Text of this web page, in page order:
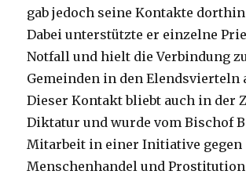
gab jedoch seine Kontakte
Dabei unterstützte er einzelne
Notfall und hielt die Verbindung
Gemeinden in den Elendsvierteln
Dieser Kontakt bliebt auch in der
Diktatur und wurde vom Bischof
Mitarbeit in einer Initiative gegen
Menschenhandel und